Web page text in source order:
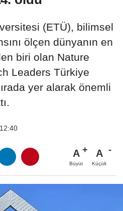
(ETÜ), bilimsel
ölçen dünyanın en
biri olan Nature
Leaders Türkiye
yer alarak önemli
A
Büyüt
A
Küçült